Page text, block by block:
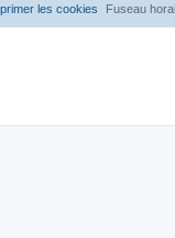
Fuseau
les cookies